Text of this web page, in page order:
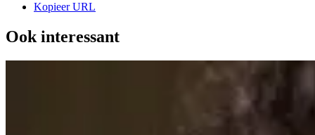
Kopieer URL
Ook interessant